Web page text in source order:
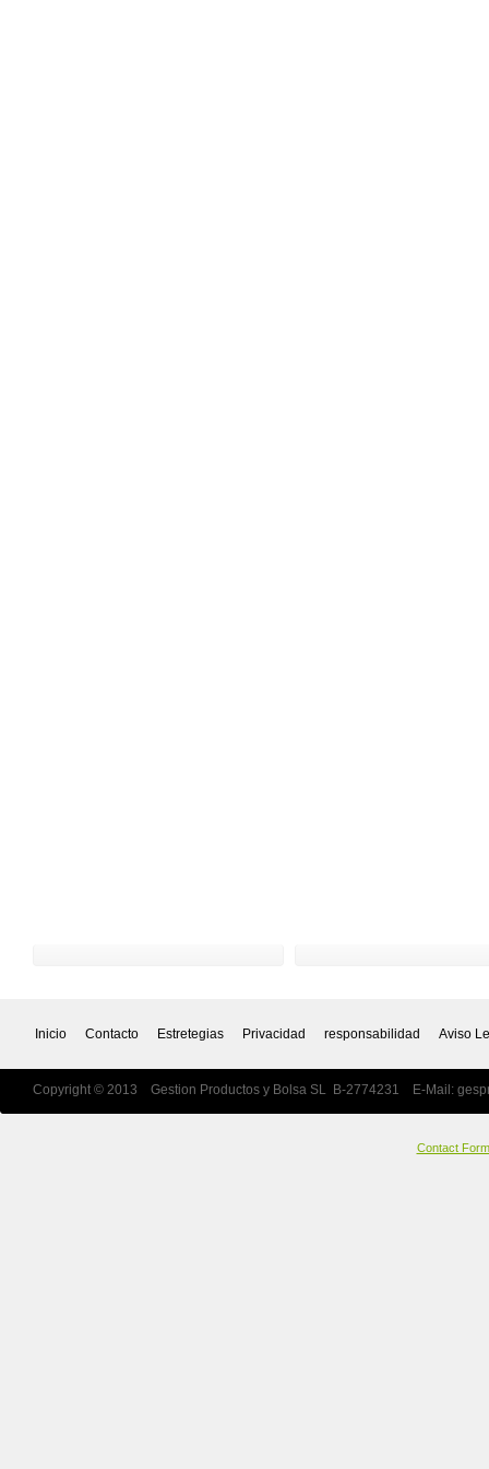
Inicio Contacto Estretegias Privacidad responsabilidad Aviso
Copyright © 2013 Gestion Productos y Bolsa SL B-2774231 E-Mail:
Contact Form